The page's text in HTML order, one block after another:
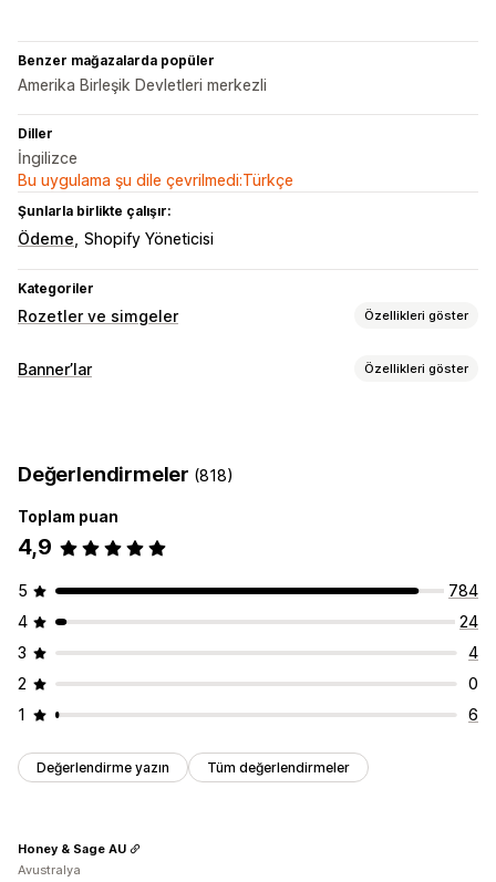
Benzer mağazalarda popüler
Amerika Birleşik Devletleri merkezli
Diller
İngilizce
Bu uygulama şu dile çevrilmedi:Türkçe
Şunlarla birlikte çalışır:
Ödeme Shopify Yöneticisi
Kategoriler
Rozetler ve simgeler Özellikleri göster
Simge türleri
Özelleştirme
Yazı tipleri
Stil
Mobil duyarlı Cihaza özgü
Simge konumu
Manuel konum Otomatik konum Duyuru çubuğu
Özel sayfalar Sepet sayfası Ödeme sayfası
Koleksiyon sayfaları Altbilgi Üstbilgi Hero bölümü
Ana sayfa Açılış sayfaları Ürün sayfaları Arama sayfası
Banner’lar Özellikleri göster
Bildirim Ürün sayfası Promosyon amaçlı
Özelleştirme
Banner konumu
Animasyonlar
Değerlendirmeler (818)
Toplam puan
4,9
5
784
4
24
3
4
2
0
1
6
Değerlendirme yazın Tüm değerlendirmeler
Honey & Sage AU
Avustralya